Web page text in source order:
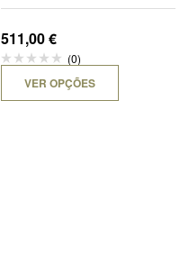
511,00€
(0)
VER OPÇÕES